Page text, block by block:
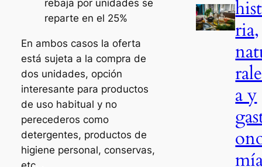
rebaja por unidades se
reparte en el 25%
En ambos casos la oferta
está sujeta a la compra de
dos unidades, opción
interesante para productos
de uso habitual y no
perecederos como
detergentes, productos de
higiene personal, conservas,
ria,
a y